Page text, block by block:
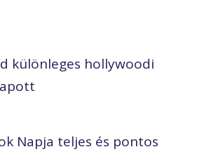
különleges hollywoodi
Napja teljes és pontos